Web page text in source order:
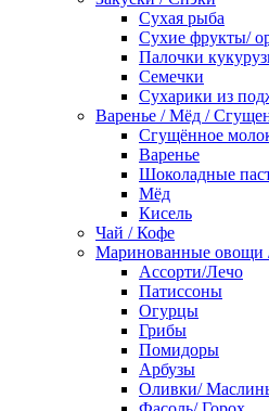
Сухая рыба
Сухие фрукты/
Палочки
Семечки
Сухарики из
Варенье / Мёд /
Сгущённое
Варенье
Шоколадные
Мёд
Кисель
Чай / Кофе
Маринованные овощи
Ассорти/Лечо
Патиссоны
Огурцы
Грибы
Помидоры
Арбузы
Оливки/